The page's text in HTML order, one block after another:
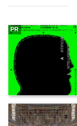
PR